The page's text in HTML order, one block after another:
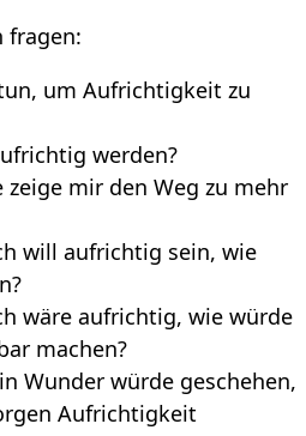
fragen:
um Aufrichtigkeit zu
werden?
mir den Weg zu mehr
will aufrichtig sein, wie
wäre aufrichtig, wie würde
machen?
Wunder würde geschehen,
Aufrichtigkeit